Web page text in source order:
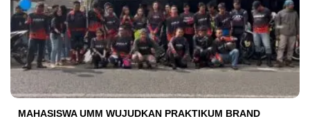
MAHASISWA UMM WUJUDKAN PRAKTIKUM BRAND